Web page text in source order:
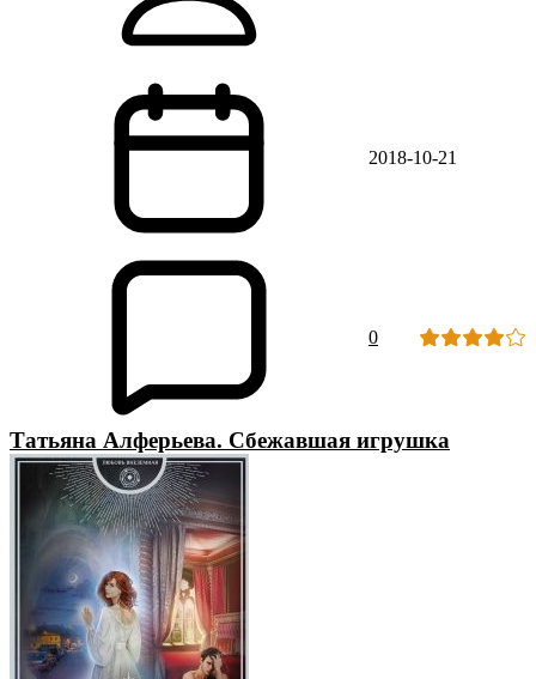
2018-10-21
0
Татьяна Алферьева. Сбежавшая игрушка